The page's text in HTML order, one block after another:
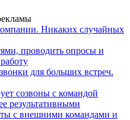
Никаких случайных
проводить опросы и
для больших встреч.
созвоны с командой
результативными
с внешними командами и